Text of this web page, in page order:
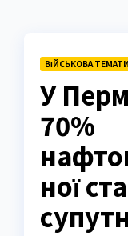
ВІЙСЬКОВА
У
70%
ної